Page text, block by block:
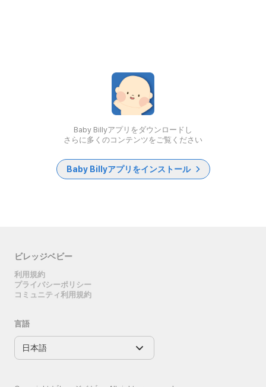
Baby Billyアプリをダウンロードし
さらに多くのコンテンツをご覧ください
Baby Billyアプリをインストール
ビレッジベビー
利用規約
プライバシーポリシー
コミュニティ利用規約
言語